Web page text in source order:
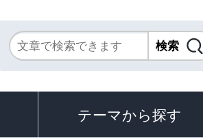
テーマから探す